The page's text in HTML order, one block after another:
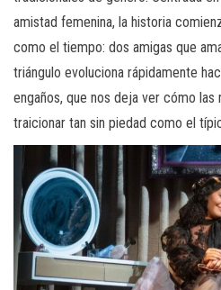
amistad femenina, la historia
como el tiempo: dos amigas que
triángulo evoluciona rápidamente
engaños, que nos deja ver cómo
traicionar tan sin piedad como el